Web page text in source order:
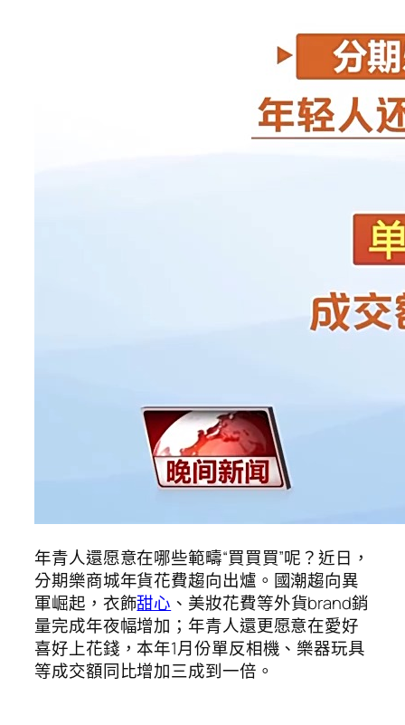
年青人還愿意在哪些範疇“買買買”呢？近日，
分期樂商城年貨花費趨向出爐。國潮趨向異
軍崛起，衣飾甜心 、美妝花費等外貨brand銷
量完成年夜幅增加；年青人還更愿意在愛好
喜好上花錢，本年1月份單反相機、樂器玩具
等成交額同比增加三成到一倍。